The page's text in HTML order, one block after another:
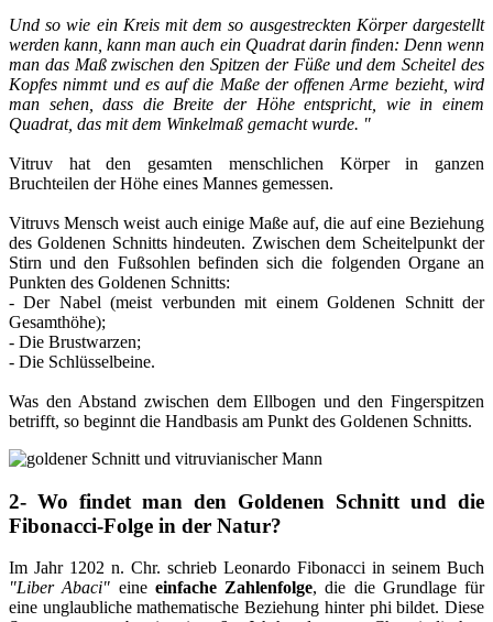
Und so wie ein Kreis mit dem so ausgestreckten Körper dargestellt
werden kann, kann man auch ein Quadrat darin finden: Denn wenn
man das Maß zwischen den Spitzen der Füße und dem Scheitel des
Kopfes nimmt und es auf die Maße der offenen Arme bezieht, wird
man sehen, dass die Breite der Höhe entspricht, wie in einem
Quadrat, das mit dem Winkelmaß gemacht wurde. "
Vitruv hat den gesamten menschlichen Körper in ganzen
Bruchteilen der Höhe eines Mannes gemessen.
Vitruvs Mensch weist auch einige Maße auf, die auf eine Beziehung
des Goldenen Schnitts hindeuten. Zwischen dem Scheitelpunkt der
Stirn und den Fußsohlen befinden sich die folgenden Organe an
Punkten des Goldenen Schnitts:
- Der Nabel (meist verbunden mit einem Goldenen Schnitt der
Gesamthöhe);
- Die Brustwarzen;
- Die Schlüsselbeine.
Was den Abstand zwischen dem Ellbogen und den Fingerspitzen
betrifft, so beginnt die Handbasis am Punkt des Goldenen Schnitts.
2- Wo findet man den Goldenen Schnitt und die
Fibonacci-Folge in der Natur?
Im Jahr 1202 n. Chr. schrieb Leonardo Fibonacci in seinem Buch
"Liber Abaci" eine einfache Zahlenfolge, die die Grundlage für
eine unglaubliche mathematische Beziehung hinter phi bildet. Diese